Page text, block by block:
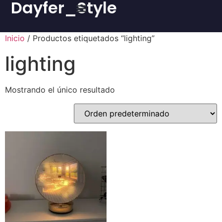
Dayfer_Style
Inicio / Productos etiquetados “lighting”
lighting
Mostrando el único resultado